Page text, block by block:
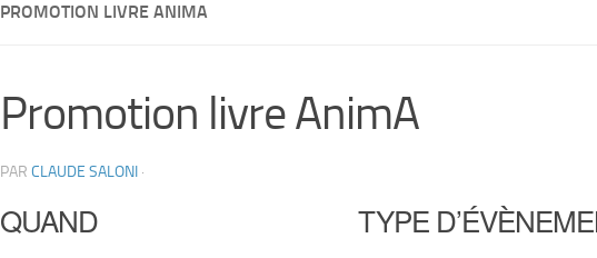
PROMOTION LIVRE ANIMA
Promotion livre AnimA
PAR CLAUDE SALONI ·
QUAND TYPE